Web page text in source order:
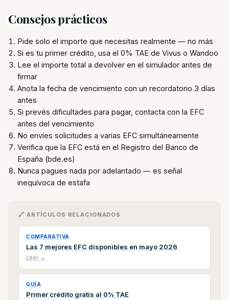
Consejos prácticos
Pide solo el importe que necesitas realmente — no más
Si es tu primer crédito, usa el 0% TAE de Vivus o Wandoo
Lee el importe total a devolver en el simulador antes de
firmar
Anota la fecha de vencimiento con un recordatorio 3 días
antes
Si prevés dificultades para pagar, contacta con la EFC
antes del vencimiento
No envíes solicitudes a varias EFC simultáneamente
Verifica que la EFC está en el Registro del Banco de
España (bde.es)
Nunca pagues nada por adelantado — es señal
inequívoca de estafa
🔗 ARTÍCULOS RELACIONADOS
COMPARATIVA
Las 7 mejores EFC disponibles en mayo 2026
Leer →
GUÍA
Primer crédito gratis al 0% TAE